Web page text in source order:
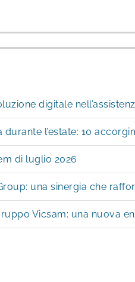
digitale
durante l’estate: 10
di luglio 2026
una sinergia che
Vicsam: una nuova